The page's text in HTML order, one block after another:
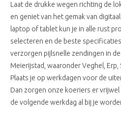
Laat de drukke wegen richting de
en geniet van het gemak van
laptop of tablet kun je in alle rust
selecteren en de beste
verzorgen pijlsnelle zendingen in
Meierijstad, waaronder Veghel,
Plaats je op werkdagen voor de
Dan zorgen onze koeriers er
de volgende werkdag al bij je